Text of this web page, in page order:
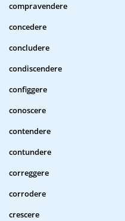
compravendere
concedere
concludere
condiscendere
configgere
conoscere
contendere
contundere
correggere
corrodere
crescere